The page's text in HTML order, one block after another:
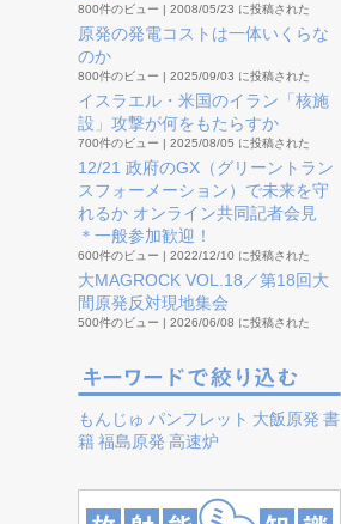
800件のビュー | 2008/05/23 に投稿された
原発の発電コストは一体いくらな
のか
800件のビュー | 2025/09/03 に投稿された
イスラエル・米国のイラン「核施
設」攻撃が何をもたらすか
700件のビュー | 2025/08/05 に投稿された
12/21 政府のGX（グリーントラン
スフォーメーション）で未来を守
れるか オンライン共同記者会見
＊一般参加歓迎！
600件のビュー | 2022/12/10 に投稿された
大MAGROCK VOL.18／第18回大
間原発反対現地集会
500件のビュー | 2026/06/08 に投稿された
もんじゅ パンフレット 大飯原発 書
籍福島原発 高速炉